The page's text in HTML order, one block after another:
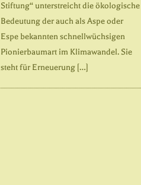
Stiftung“ unterstreicht die ökologische
Bedeutung der auch als Aspe oder
Espe bekannten schnellwüchsigen
Pionierbaumart im Klimawandel. Sie
steht für Erneuerung […]